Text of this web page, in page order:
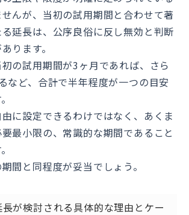
んが、当初の試用期間と合わせて著
延長は、公序良俗に反し無効と判断
ります。
の試用期間が3ヶ月であれば、さら
など、合計で半年程度が一つの目安
に設定できるわけではなく、あくま
最小限の、常識的な期間であること
間と同程度が妥当でしょう。
が検討される具体的な理由とケー